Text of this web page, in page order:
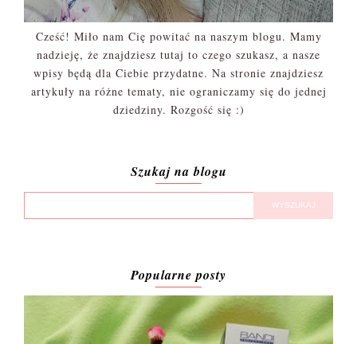
Cześć! Miło nam Cię powitać na naszym blogu. Mamy
nadzieję, że znajdziesz tutaj to czego szukasz, a nasze
wpisy będą dla Ciebie przydatne. Na stronie znajdziesz
artykuły na różne tematy, nie ograniczamy się do jednej
dziedziny. Rozgość się :)
Szukaj na blogu
Popularne posty